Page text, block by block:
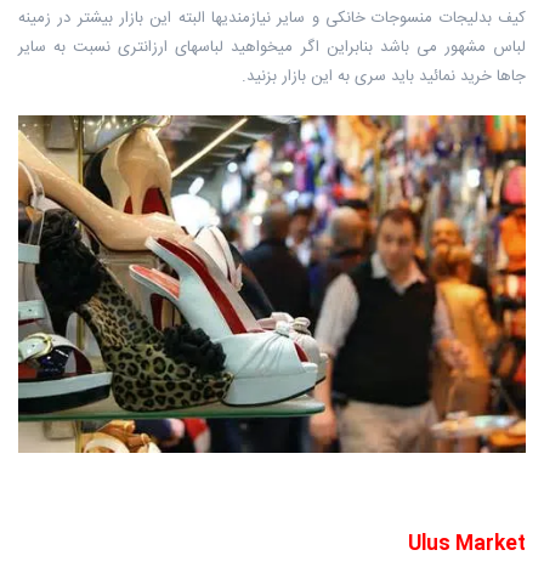
کیف بدلیجات منسوجات خانکی و سایر نیازمندیها البته این بازار بیشتر در زمینه
لباس مشهور می باشد بنابراین اگر میخواهید لباسهای ارزانتری نسبت به سایر
جاها خرید نمائید باید سری به این بازار بزنید.
Ulus Market